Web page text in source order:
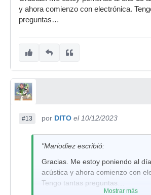
y ahora comienzo con electrónica.
preguntas…
#13 por DITO el 10/12/2023
"Mariodiez escribió:
Gracias. Me estoy poniendo al
acústica y ahora comienzo con
Tengo tantas preguntas…
Mostrar más